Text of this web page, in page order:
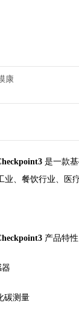
康
是一款基
、餐饮行业、
产品特性
器
碳测量